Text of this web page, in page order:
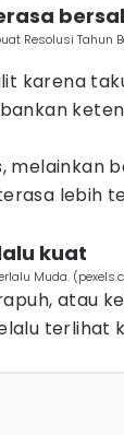
Resolusi Tahun
karena
melainkan
lebih
kuat
Muda.
atau
terlihat